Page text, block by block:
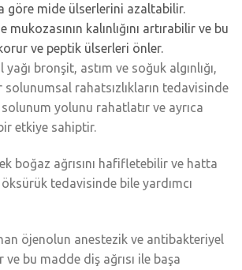
göre mide ülserlerini azaltabilir.
mukozasının kalınlığını artırabilir ve bu
ve peptik ülserleri önler.
bronşit, astım ve soğuk algınlığı,
rahatsızlıkların tedavisinde
solunum yolunu rahatlatır ve ayrıca
etkiye sahiptir.
boğaz ağrısını hafifletebilir ve hatta
öksürük tedavisinde bile yardımcı
öjenolun anestezik ve antibakteriyel
bu madde diş ağrısı ile başa